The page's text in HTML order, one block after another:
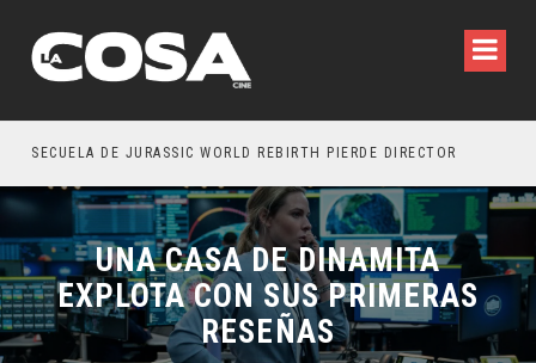
SECUELA DE JURASSIC WORLD REBIRTH PIERDE DIRECTOR
UNA CASA DE DINAMITA
EXPLOTA CON SUS PRIMERAS
RESEÑAS